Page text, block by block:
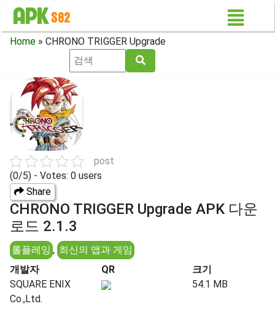
Home » CHRONO TRIGGER Upgrade
post
(0/5) - Votes: 0 users
Share
CHRONO TRIGGER Upgrade APK 다운
로드 2.1.3
롤플레잉 , 최신의 앱과 게임
개발자
SQUARE ENIX
Co.,Ltd.
QR
크기
54.1 MB